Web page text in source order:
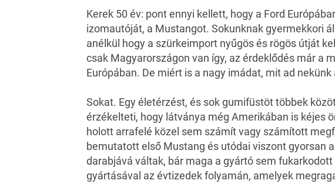
Kerek 50 év: pont ennyi kellett, hogy a Ford
izomautóját, a Mustangot. Sokunknak gyermekkori
anélkül hogy a szürkeimport nyűgös és rögös útját
csak Magyarországon van így, az érdeklődés már a
Európában. De miért is a nagy imádat, mit ad nekünk
Sokat. Egy életérzést, és sok gumifüstöt többek
érzékelteti, hogy látványa még Amerikában is kéjes
holott arrafelé közel sem számít vagy számított
bemutatott első Mustang és utódai viszont gyorsan
darabjává váltak, bár maga a gyártó sem
gyártásával az évtizedek folyamán, amelyek